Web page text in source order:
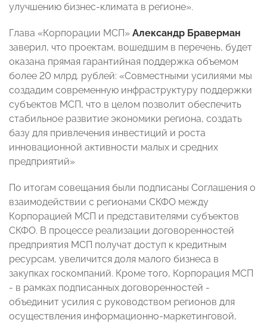
улучшению бизнес-климата в регионе».
Глава «Корпорации МСП» Александр Браверман
заверил, что проектам, вошедшим в перечень, будет
оказана прямая гарантийная поддержка объемом
более 20 млрд. рублей: «Совместными усилиями мы
создадим современную инфраструктуру поддержки
субъектов МСП, что в целом позволит обеспечить
стабильное развитие экономики региона, создать
базу для привлечения инвестиций и роста
инновационной активности малых и средних
предприятий»
По итогам совещания были подписаны Соглашения о
взаимодействии с регионами СКФО между
Корпорацией МСП и представителями субъектов
СКФО. В процессе реализации договоренностей
предприятия МСП получат доступ к кредитным
ресурсам, увеличится доля малого бизнеса в
закупках госкомпаний. Кроме того, Корпорация МСП
- в рамках подписанных договоренностей -
объединит усилия с руководством регионов для
осуществления информационно-маркетинговой,